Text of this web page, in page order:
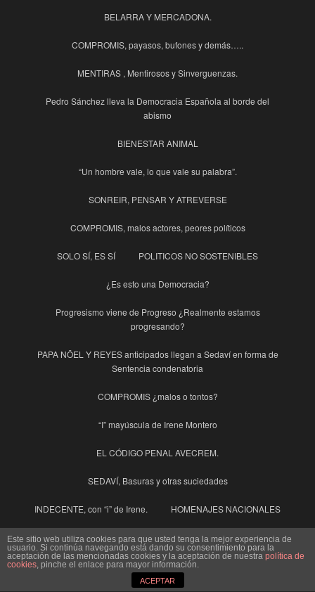
BELARRA Y MERCADONA.
COMPROMIS, payasos, bufones y demás…..
MENTIRAS , Mentirosos y Sinverguenzas.
Pedro Sánchez lleva la Democracia Española al borde del
abismo
BIENESTAR ANIMAL
“Un hombre vale, lo que vale su palabra”.
SONREIR, PENSAR Y ATREVERSE
COMPROMIS, malos actores, peores políticos
SOLO SÍ, ES SÍ POLITICOS NO SOSTENIBLES
¿Es esto una Democracia?
Progresismo viene de Progreso ¿Realmente estamos
progresando?
PAPA NÖEL Y REYES anticipados llegan a Sedaví en forma de
Sentencia condenatoria
COMPROMIS ¿malos o tontos?
“I” mayúscula de Irene Montero
EL CÓDIGO PENAL AVECREM.
SEDAVÍ, Basuras y otras suciedades
INDECENTE, con “i” de Irene. HOMENAJES NACIONALES
DE CENTENARIOS, DIAS INTERNACIONALES y otras
Celebraciones
AJUNTAMENT DE SEDAVÍ (molt de Postureo i de forment ni un
Este sitio web utiliza cookies para que usted tenga la mejor experiencia de
usuario. Si continúa navegando está dando su consentimiento para la
aceptación de las mencionadas cookies y la aceptación de nuestra política de
cookies, pinche el enlace para mayor información.
ACEPTAR